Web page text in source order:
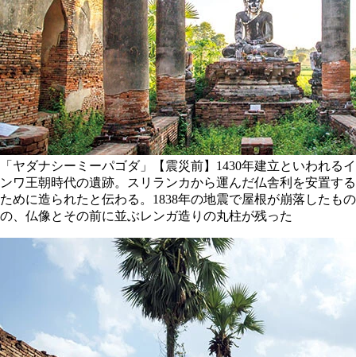
「ヤダナシーミーパゴダ」【震災前】1430年建立といわれるイ
ンワ王朝時代の遺跡。スリランカから運んだ仏舎利を安置する
ために造られたと伝わる。1838年の地震で屋根が崩落したもの
の、仏像とその前に並ぶレンガ造りの丸柱が残った